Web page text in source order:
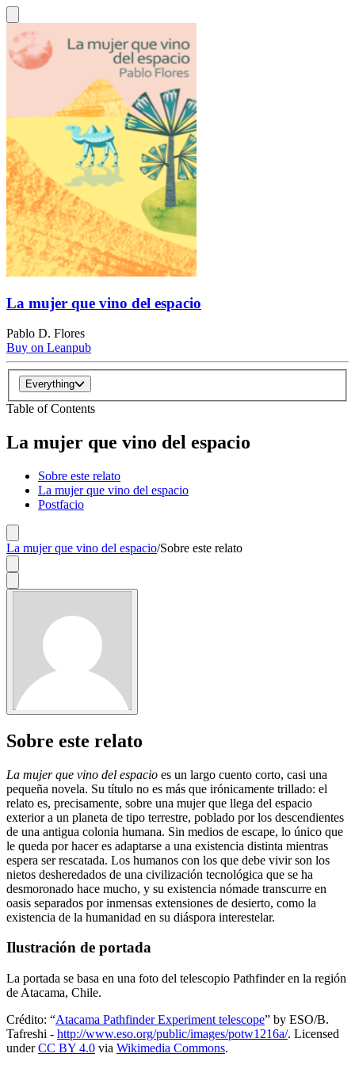
La mujer que vino del espacio
Pablo D. Flores
Buy on Leanpub
Everything
Table of Contents
La mujer que vino del espacio
Sobre este relato
La mujer que vino del espacio
Postfacio
La mujer que vino del espacio/Sobre este relato
Sobre este relato
La mujer que vino del espacio es un largo cuento corto, casi una
pequeña novela. Su título no es más que irónicamente trillado: el
relato es, precisamente, sobre una mujer que llega del espacio
exterior a un planeta de tipo terrestre, poblado por los descendientes
de una antigua colonia humana. Sin medios de escape, lo único que
le queda por hacer es adaptarse a una existencia distinta mientras
espera ser rescatada. Los humanos con los que debe vivir son los
nietos desheredados de una civilización tecnológica que se ha
desmoronado hace mucho, y su existencia nómade transcurre en
oasis separados por inmensas extensiones de desierto, como la
existencia de la humanidad en su diáspora interestelar.
Ilustración de portada
La portada se basa en una foto del telescopio Pathfinder en la región
de Atacama, Chile.
Crédito: “Atacama Pathfinder Experiment telescope” by ESO/B.
Tafreshi - http://www.eso.org/public/images/potw1216a/. Licensed
underCC BY 4.0 via Wikimedia Commons.